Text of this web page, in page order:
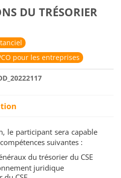
DU TRÉSORIER
pour les entreprises
le participant sera capable
suivantes :
du trésorier du CSE
juridique